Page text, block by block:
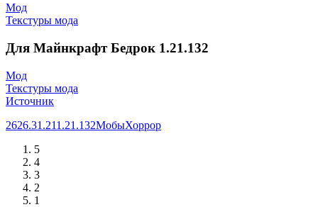
Мод
Текстуры мода
Для Майнкрафт Бедрок 1.21.132
Мод
Текстуры мода
Источник
2626.31.211.21.132МобыХоррор
5
4
3
2
1